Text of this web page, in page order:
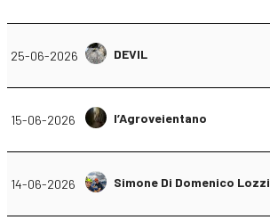
25-06-2026 DEVIL
15-06-2026 l’Agroveientano
14-06-2026 Simone Di Domenico Lozzi